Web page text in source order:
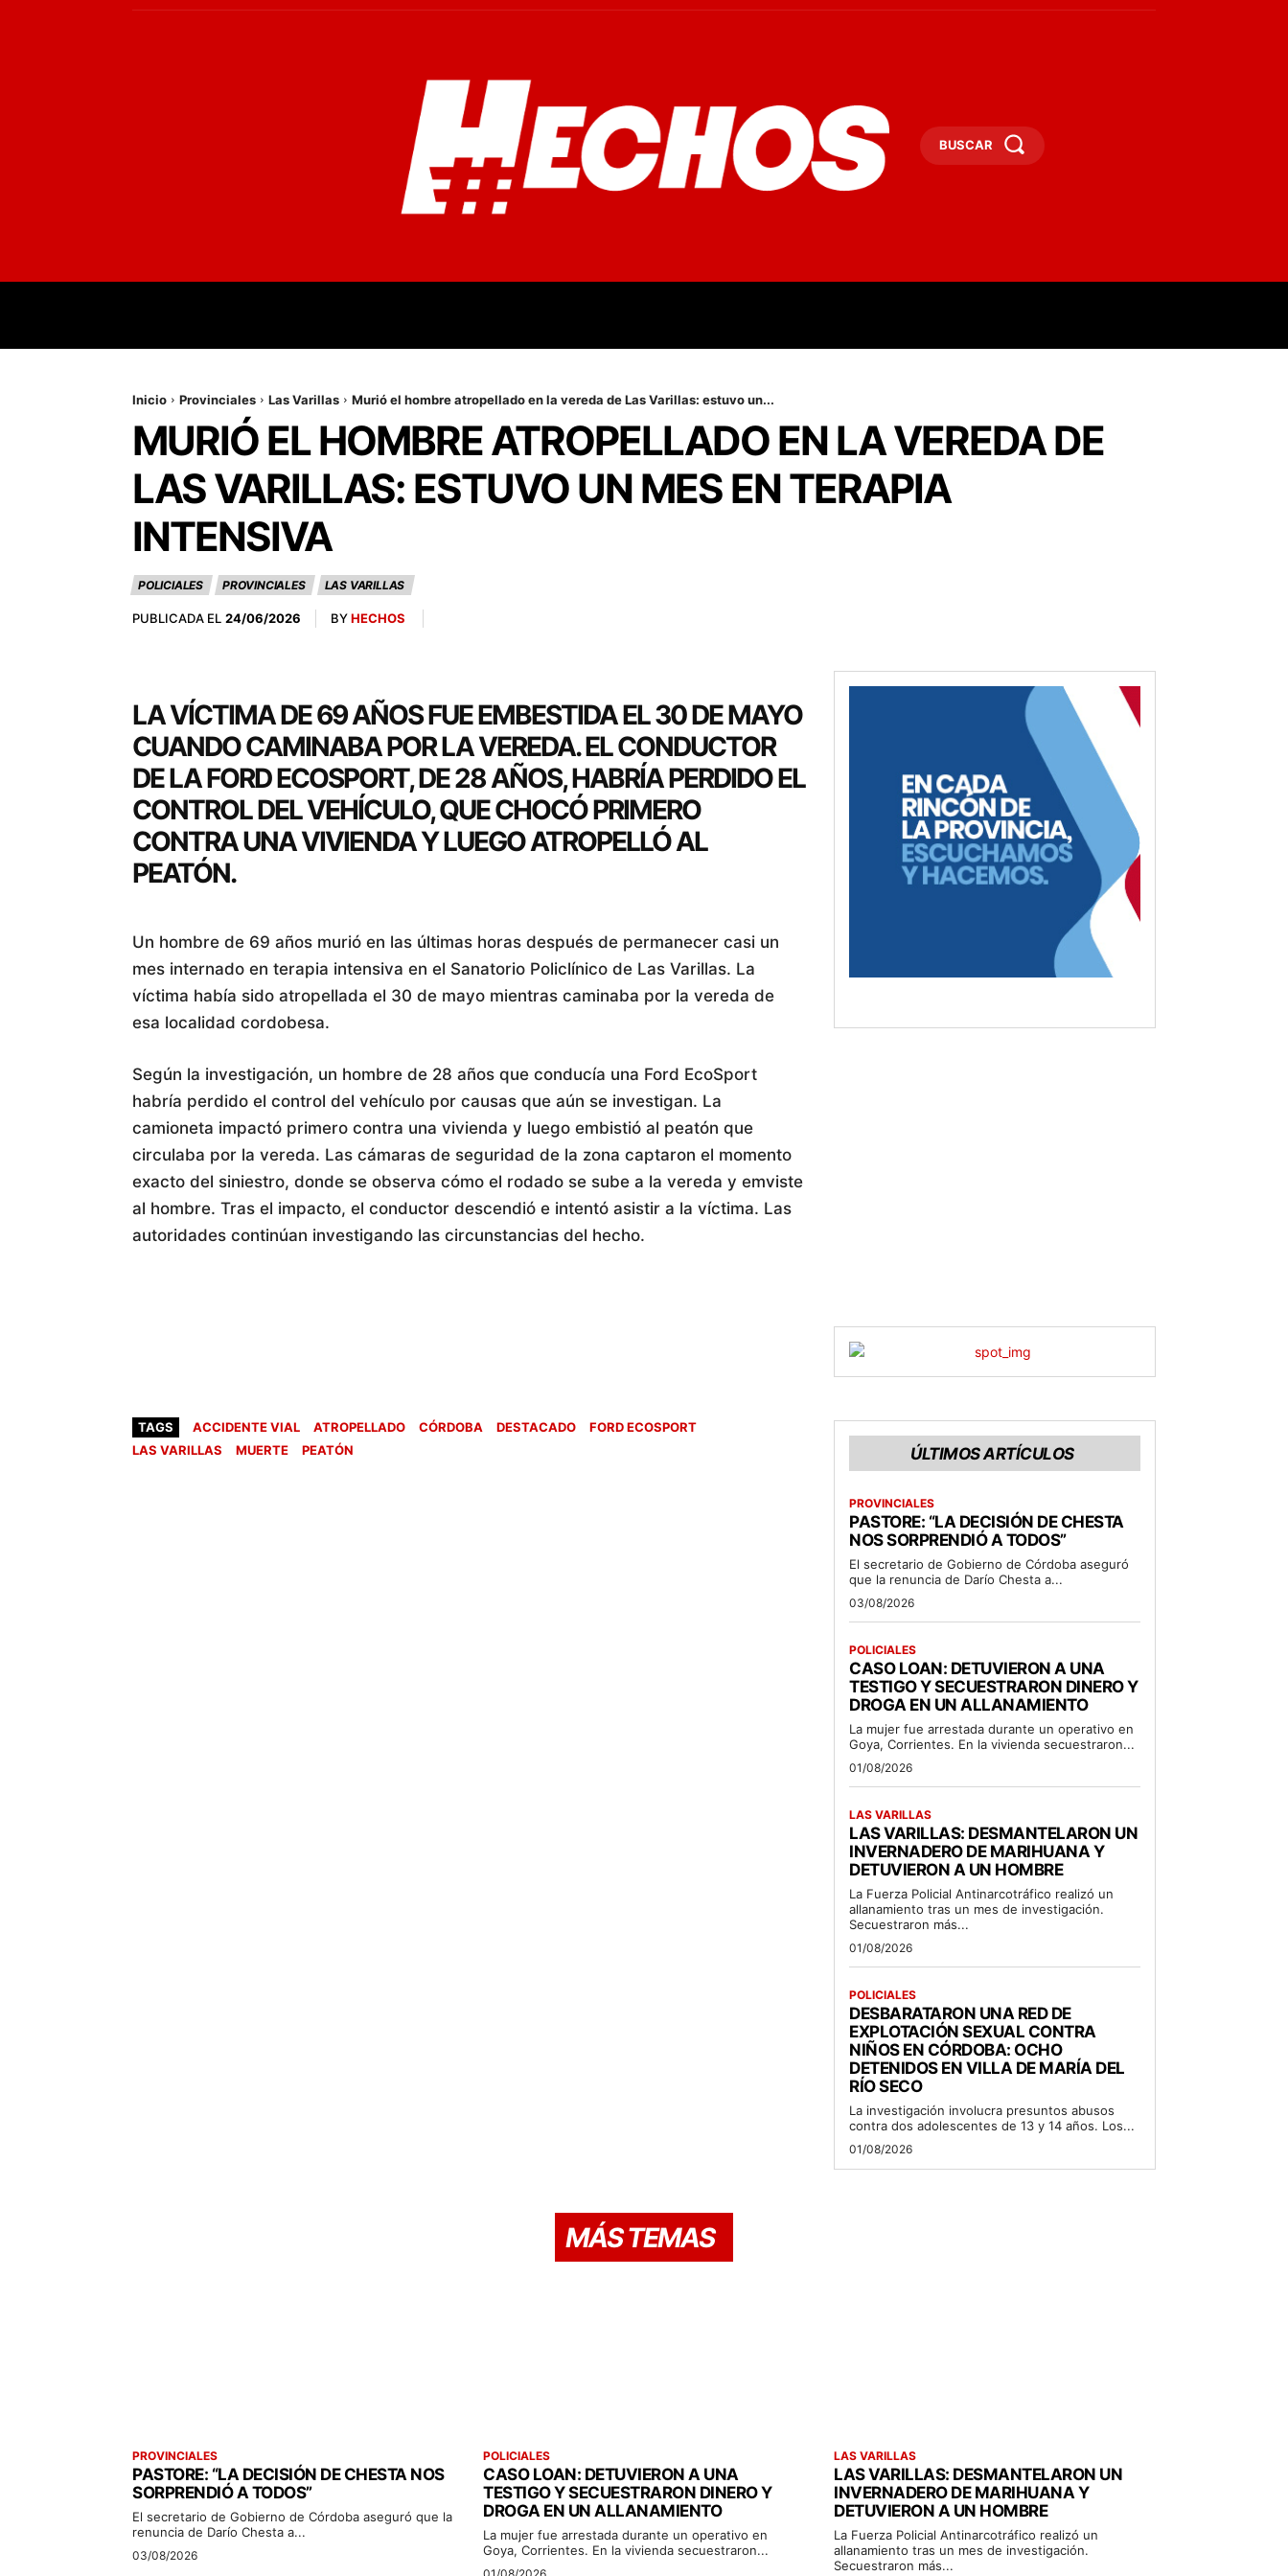
BUSCAR
Inicio Provinciales Las Varillas Murió el hombre atropellado en la vereda de Las Varillas: estuvo un...
MURIÓ EL HOMBRE ATROPELLADO EN LA VEREDA DE
LAS VARILLAS: ESTUVO UN MES EN TERAPIA
INTENSIVA
POLICIALES PROVINCIALES LAS VARILLAS
PUBLICADA EL 24/06/2026 BYHECHOS
LA VÍCTIMA DE 69 AÑOS FUE EMBESTIDA EL 30 DE MAYO
CUANDO CAMINABA POR LA VEREDA. EL CONDUCTOR
DE LA FORD ECOSPORT, DE 28 AÑOS, HABRÍA PERDIDO EL
CONTROL DEL VEHÍCULO, QUE CHOCÓ PRIMERO
CONTRA UNA VIVIENDA Y LUEGO ATROPELLÓ AL
PEATÓN.
Un hombre de 69 años murió en las últimas horas después de permanecer casi un
mes internado en terapia intensiva en el Sanatorio Policlínico de Las Varillas. La
víctima había sido atropellada el 30 de mayo mientras caminaba por la vereda de
esa localidad cordobesa.
Según la investigación, un hombre de 28 años que conducía una Ford EcoSport
habría perdido el control del vehículo por causas que aún se investigan. La
camioneta impactó primero contra una vivienda y luego embistió al peatón que
circulaba por la vereda. Las cámaras de seguridad de la zona captaron el momento
exacto del siniestro, donde se observa cómo el rodado se sube a la vereda y emviste
al hombre. Tras el impacto, el conductor descendió e intentó asistir a la víctima. Las
autoridades continúan investigando las circunstancias del hecho.
TAGS ACCIDENTE VIAL ATROPELLADO CÓRDOBA DESTACADO
FORD ECOSPORT
LAS VARILLAS
MUERTE PEATÓN ÚLTIMOS ARTÍCULOS
PROVINCIALES
PASTORE: “LA DECISIÓN DE CHESTA
NOS SORPRENDIÓ A TODOS”
El secretario de Gobierno de Córdoba aseguró
que la renuncia de Darío Chesta a...
03/08/2026
POLICIALES
CASO LOAN: DETUVIERON A UNA
TESTIGO Y SECUESTRARON DINERO Y
DROGA EN UN ALLANAMIENTO
La mujer fue arrestada durante un operativo en
Goya, Corrientes. En la vivienda secuestraron...
01/08/2026
LAS VARILLAS
LAS VARILLAS: DESMANTELARON UN
INVERNADERO DE MARIHUANA Y
DETUVIERON A UN HOMBRE
La Fuerza Policial Antinarcotráfico realizó un
allanamiento tras un mes de investigación.
Secuestraron más...
01/08/2026
POLICIALES
DESBARATARON UNA RED DE
EXPLOTACIÓN SEXUAL CONTRA
NIÑOS EN CÓRDOBA: OCHO
DETENIDOS EN VILLA DE MARÍA DEL
RÍO SECO
La investigación involucra presuntos abusos
contra dos adolescentes de 13 y 14 años. Los...
01/08/2026
MÁS TEMAS
PROVINCIALES
PASTORE: “LA DECISIÓN DE CHESTA NOS
SORPRENDIÓ A TODOS”
El secretario de Gobierno de Córdoba aseguró que la
renuncia de Darío Chesta a...
03/08/2026
POLICIALES
CASO LOAN: DETUVIERON A UNA
TESTIGO Y SECUESTRARON DINERO Y
DROGA EN UN ALLANAMIENTO
La mujer fue arrestada durante un operativo en
Goya, Corrientes. En la vivienda secuestraron...
LAS VARILLAS
LAS VARILLAS: DESMANTELARON UN
INVERNADERO DE MARIHUANA Y
DETUVIERON A UN HOMBRE
La Fuerza Policial Antinarcotráfico realizó un
allanamiento tras un mes de investigación.
Secuestraron más...